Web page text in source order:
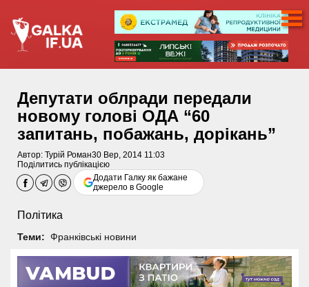
Депутати облради передали
новому голові ОДА “60
запитань, побажань, дорікань”
Автор: Турій Роман30 Вер, 2014 11:03
Поділитись публікацією
Додати Галку як бажане
джерело в Google
Політика
Теми: Франківські новини